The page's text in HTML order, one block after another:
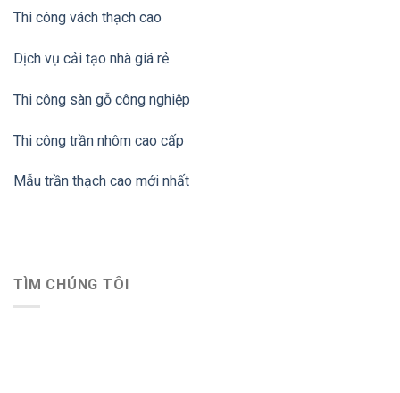
Thi công vách thạch cao
Dịch vụ cải tạo nhà giá rẻ
Thi công sàn gỗ công nghiệp
Thi công trần nhôm cao cấp
Mẫu trần thạch cao mới nhất
TÌM CHÚNG TÔI